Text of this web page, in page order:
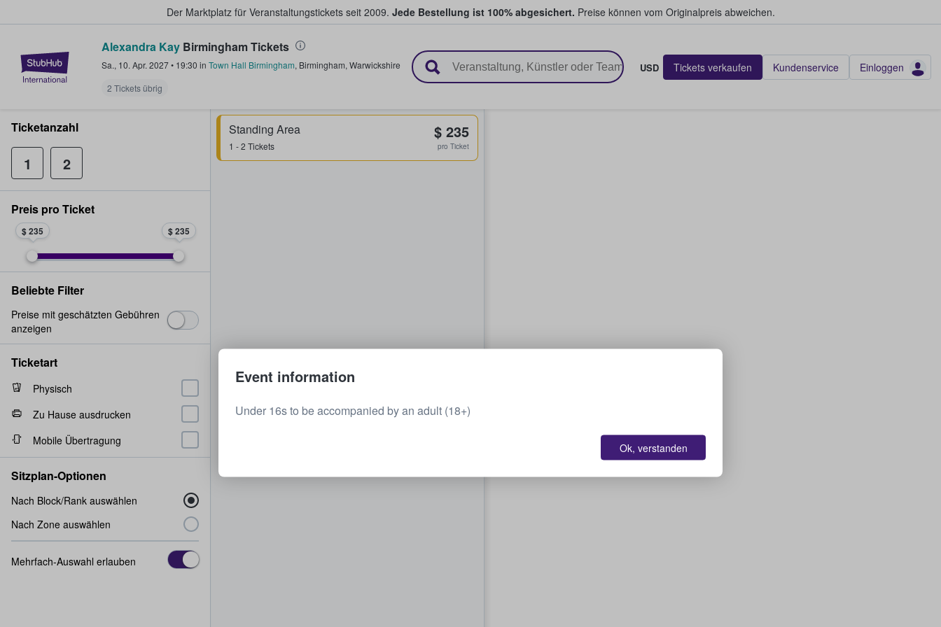
Der Marktplatz für Veranstaltungstickets seit 2009. Jede Bestellung ist 100% abgesichert. Preise können vom Originalpreis abweichen.
StubHub - Wo Fans Tickets kaufen & verkaufen
Alexandra Kay Birmingham Tickets
Sa., 10. Apr. 2027• 19:30 in Town Hall Birmingham, Birmingham, Warwickshire
2 Tickets übrig
USD Tickets verkaufen Kundenservice Einloggen
Standing Area
1 - 2 Tickets
$ 235
pro Ticket
Ticketanzahl
1 2
Preis pro Ticket
$ 235 $ 235
Beliebte Filter
Preise mit geschätzten Gebühren
anzeigen
Ticketart
Physisch
Zu Hause ausdrucken
Mobile Übertragung
Sitzplan-Optionen
Nach Block/Rank auswählen
Nach Zone auswählen
Mehrfach-Auswahl erlauben
Event information
Under 16s to be accompanied by an adult (18+)
Ok, verstanden